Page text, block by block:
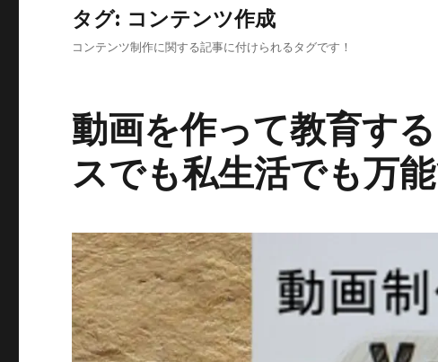
タグ: コンテンツ作成
コンテンツ制作に関する記事に付けられるタグです！
動画を作って教育す
スでも私生活でも万能